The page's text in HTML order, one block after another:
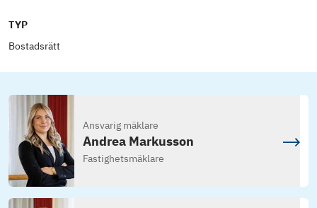
TYP
Bostadsrätt
Ansvarig mäklare
Andrea Markusson
Fastighetsmäklare